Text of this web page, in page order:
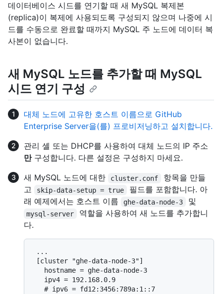
데이터베이스 시드를 연기할 때 새 MySQL 복제본
(replica)이 복제에 사용되도록 구성되지 않으며 나중에 시
드를 수동으로 완료할 때까지 MySQL 주 노드에 데이터 복
사본이 없습니다.
새 MySQL 노드를 추가할 때 MySQL
시드 연기 구성
대체 노드에 고유한 호스트 이름으로 GitHub
Enterprise Server을(를) 프로비저닝하고 설치합니다.
관리 셸 또는 DHCP를 사용하여 대체 노드의 IP 주소
만구성합니다. 다른 설정은 구성하지 마세요.
새 MySQL 노드에 대한
cluster.conf
항목을 만들
고
skip-data-setup = true
필드를 포함합니다. 아
래 예제에서는 호스트 이름
ghe-data-node-3 및
mysql-server
역할을 사용하여 새 노드를 추가합니
다.
...
[cluster "ghe-data-node-3"]
   hostname = ghe-data-node-3
   ipv4 = 192.168.0.9
   # ipv6 = fd12:3456:789a:1::7